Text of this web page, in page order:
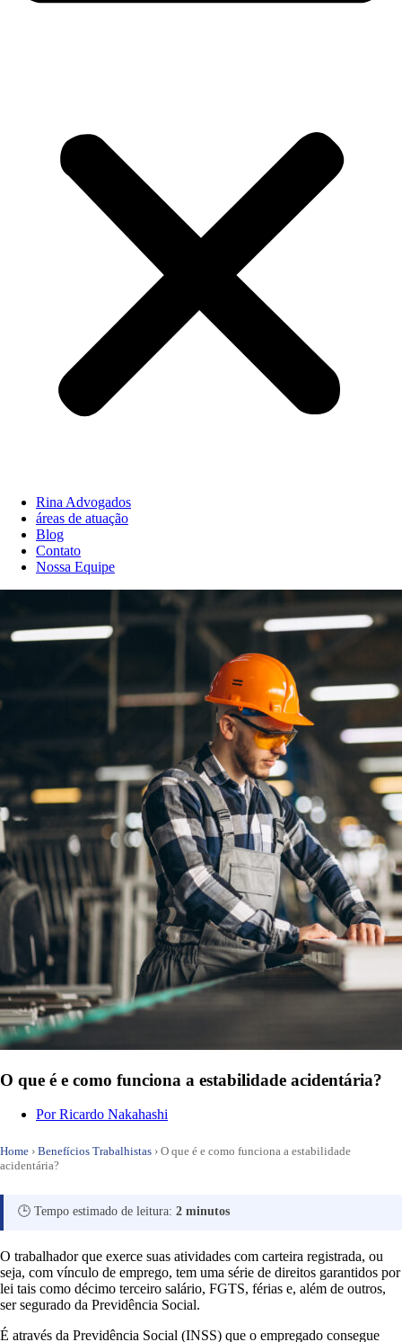
Rina Advogados
áreas de atuação
Blog
Contato
Nossa Equipe
O que é e como funciona a estabilidade acidentária?
PorRicardo Nakahashi
Home › Benefícios Trabalhistas › O que é e como funciona a estabilidade
acidentária?
🕒 Tempo estimado de leitura: 2 minutos
O trabalhador que exerce suas atividades com carteira registrada, ou
seja, com vínculo de emprego, tem uma série de direitos garantidos por
lei tais como décimo terceiro salário, FGTS, férias e, além de outros,
ser segurado da Previdência Social.
É através da Previdência Social (INSS) que o empregado consegue